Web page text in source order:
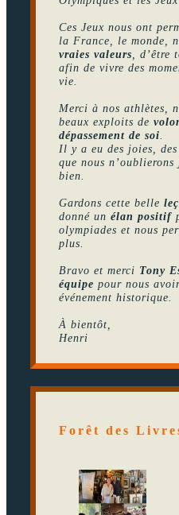
Ces Jeux nous ont
la France, le monde,
vraies valeurs , d’être
afin de vivre des
vie.
Merci à nos athlètes,
beaux exploits de
dépassement de soi
Il y a eu des joies,
que nous
bien.
Gardons cette belle
donné unélan positif
olympiades et nous
plus.
Bravo et merci Tony
équipe pour nous
événement historique.
À bientôt,
Henri
Forêt des